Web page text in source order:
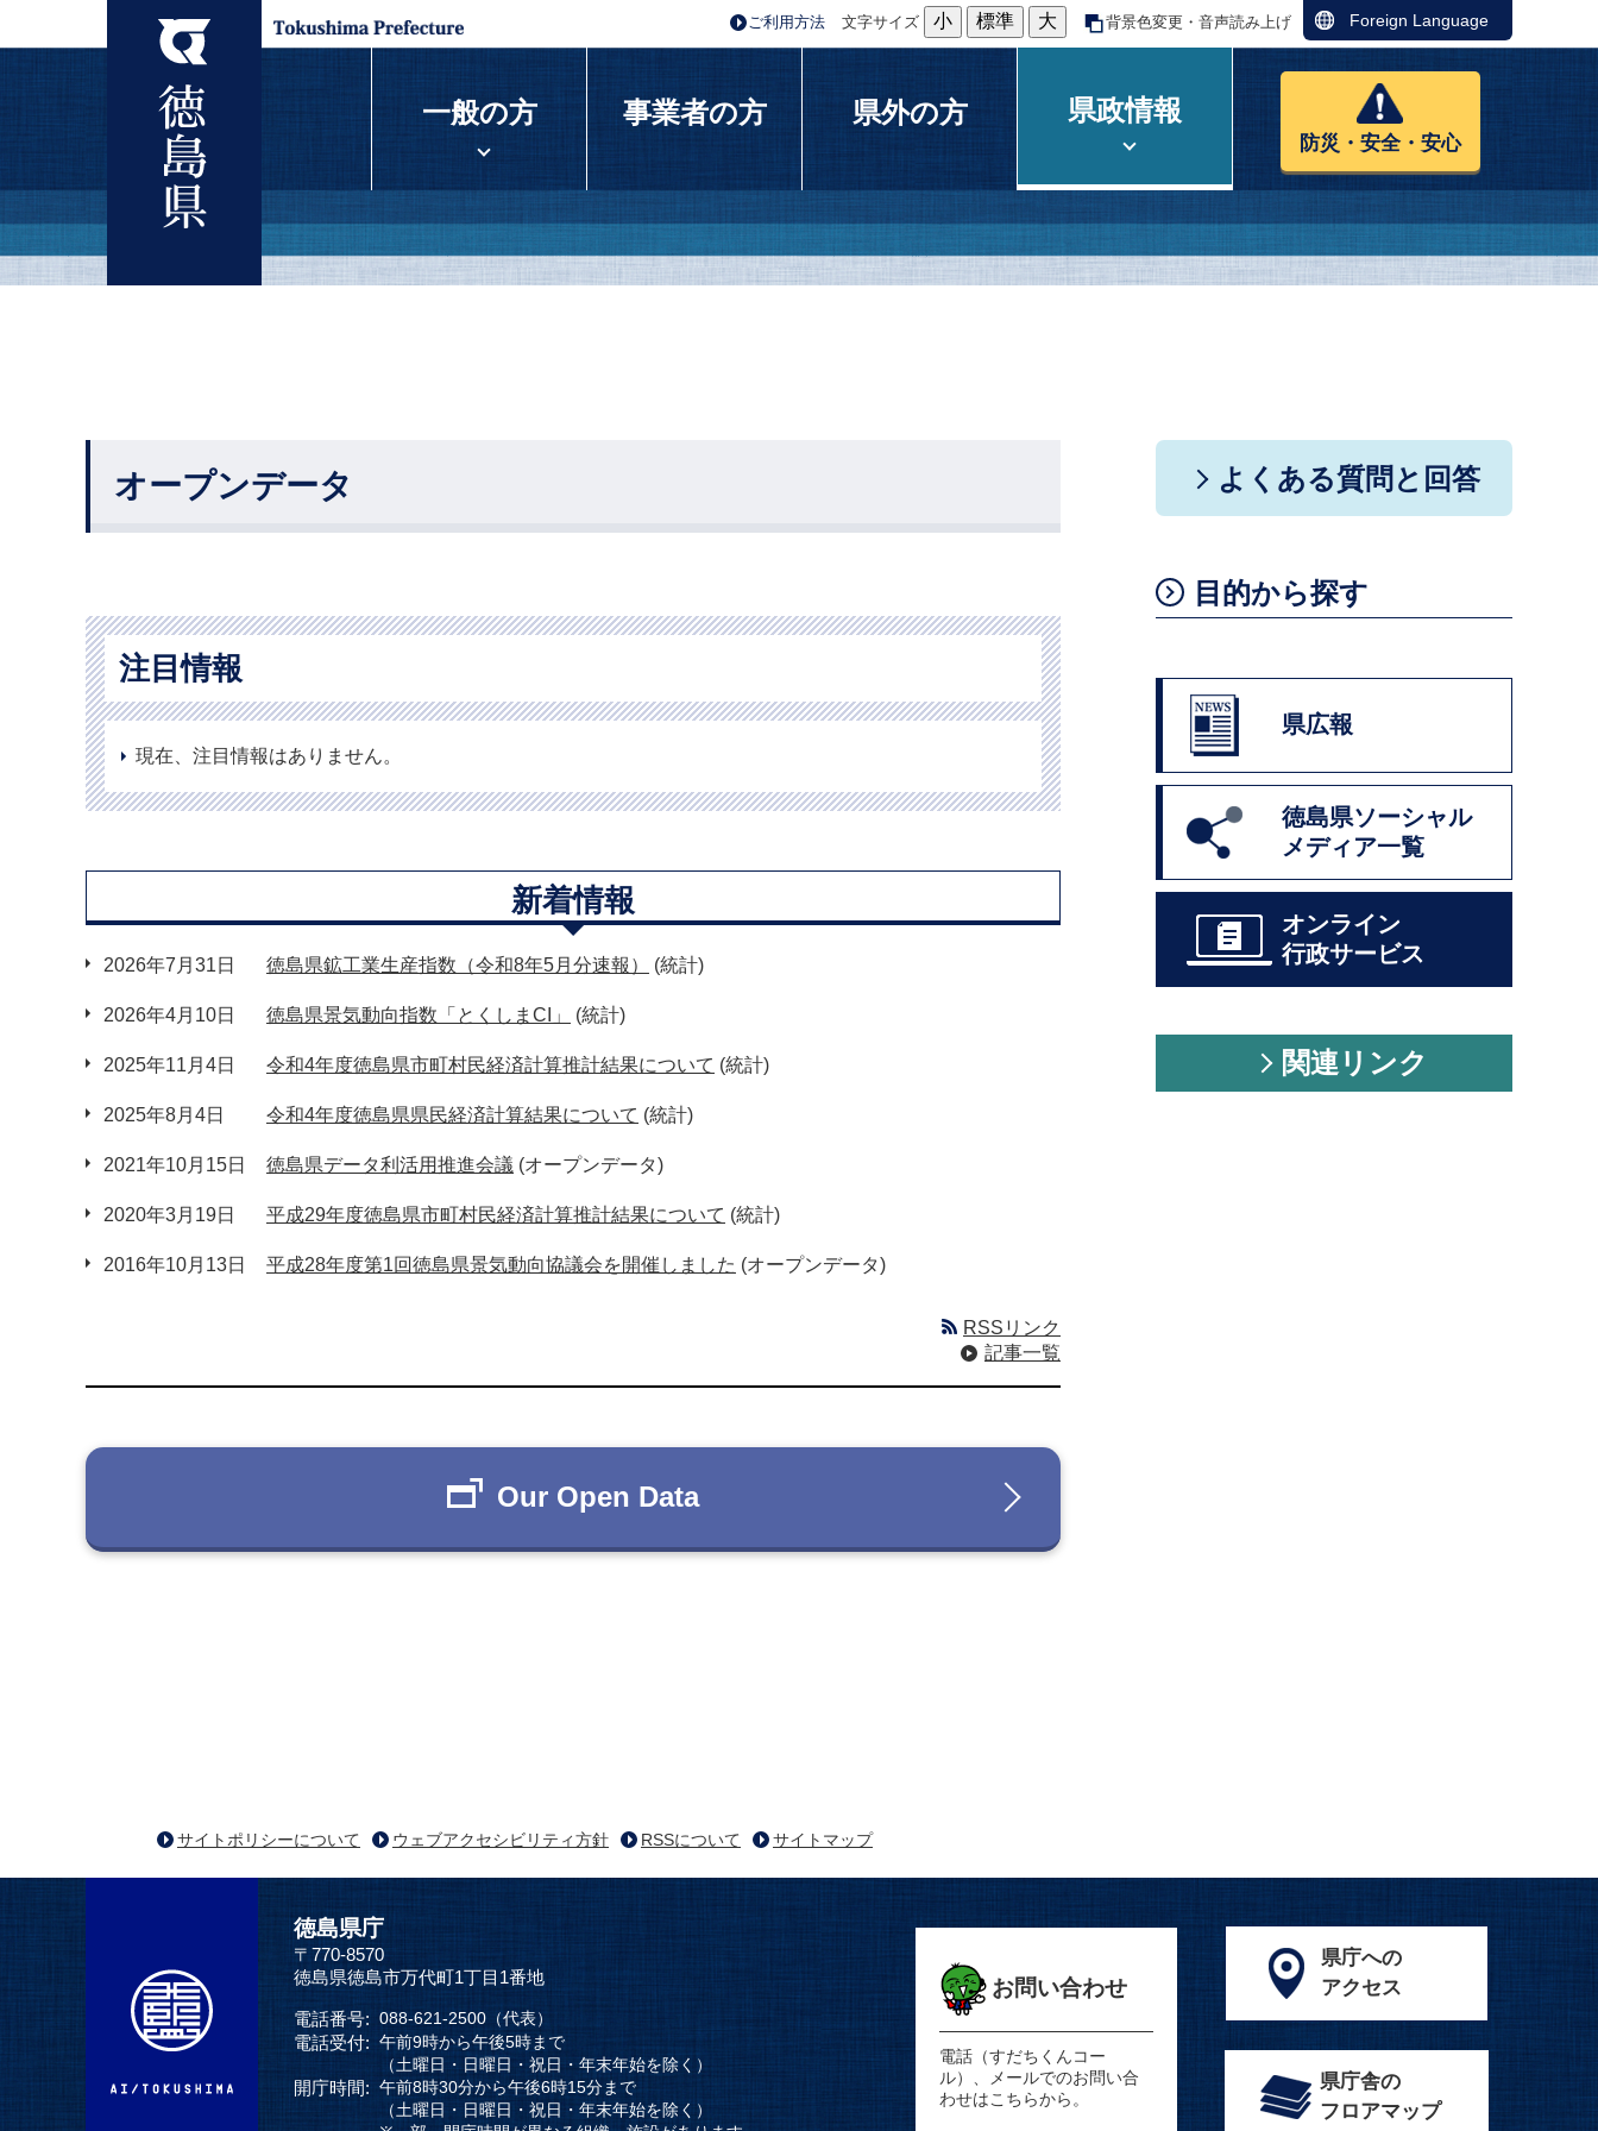
ご利用方法 文字サイズ 小 標準 大 背景色変更・音声読み上げ Foreign Language
一般の方 事業者の方 県外の方 県政情報
防災・安全・安心
オープンデータ
注目情報
現在、注目情報はありません。
新着情報
2026年7月31日 徳島県鉱工業生産指数（令和8年5月分速報） (統計)
2026年4月10日 徳島県景気動向指数「とくしまCI」 (統計)
2025年11月4日 令和4年度徳島県市町村民経済計算推計結果について (統計)
2025年8月4日 令和4年度徳島県県民経済計算結果について (統計)
2021年10月15日 徳島県データ利活用推進会議 (オープンデータ)
2020年3月19日 平成29年度徳島県市町村民経済計算推計結果について (統計)
2016年10月13日 平成28年度第1回徳島県景気動向協議会を開催しました (オープンデータ)
RSSリンク
記事一覧
Our Open Data
よくある質問と回答
目的から探す
県広報
徳島県ソーシャル
メディア一覧
オンライン
行政サービス
関連リンク
サイトポリシーについて ウェブアクセシビリティ方針 RSSについて サイトマップ
徳島県庁
〒770-8570
徳島県徳島市万代町1丁目1番地
電話番号: 088-621-2500（代表）
電話受付: 午前9時から午後5時まで
（土曜日・日曜日・祝日・年末年始を除く）
開庁時間: 午前8時30分から午後6時15分まで
（土曜日・日曜日・祝日・年末年始を除く）
お問い合わせ
電話（すだちくんコー
ル）、メールでのお問い合
わせはこちらから。
県庁への
アクセス
県庁舎の
フロアマップ